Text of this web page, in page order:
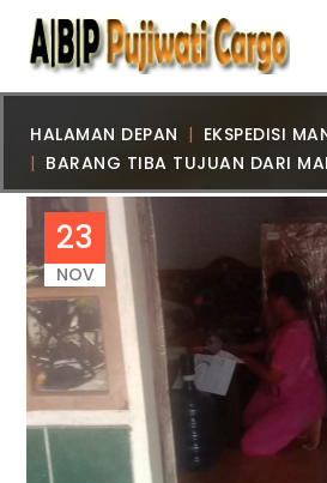
HALAMAN DEPAN
EKSPEDISI
BARANG TIBA TUJUAN DARI
23
NOV